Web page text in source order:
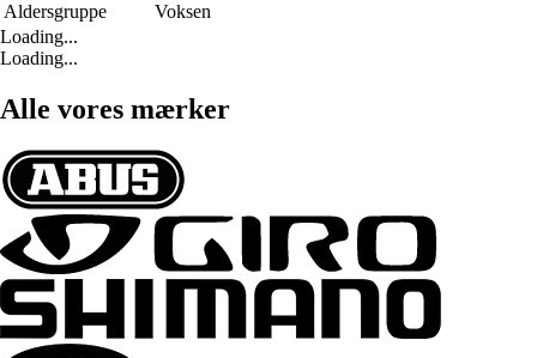
Aldersgruppe
Voksen
Loading...
Loading...
Alle vores mærker